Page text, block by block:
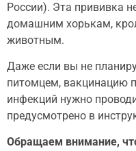
России). Эта прививка
домашним хорькам,
животным.
Даже если вы не
питомцем, вакцинацию
инфекций нужно
предусмотрено в
Обращаем внимание,